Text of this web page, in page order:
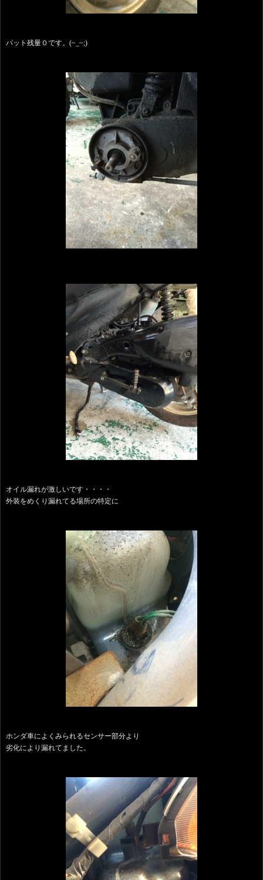
パット残量０です。(~_~;)
オイル漏れが激しいです・・・・
外装をめくり漏れてる場所の特定に
ホンダ車によくみられるセンサー部分より
劣化により漏れてました。